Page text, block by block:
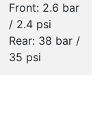
Front: 2.6 bar
/ 2.4 psi
Rear: 38 bar /
35 psi